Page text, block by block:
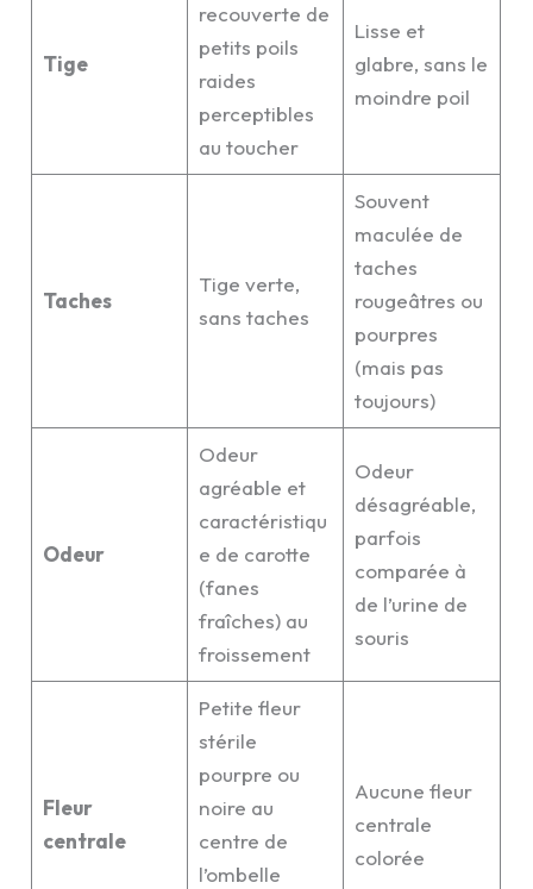
Tige
recouverte de
petits poils
raides
perceptibles
au toucher
Lisse et
glabre, sans le
moindre poil
Taches
Tige verte,
sans taches
Souvent
maculée de
taches
rougeâtres ou
pourpres
(mais pas
toujours)
Odeur
Odeur
agréable et
caractéristiqu
e de carotte
(fanes
fraîches) au
froissement
Odeur
désagréable,
parfois
comparée à
de l’urine de
souris
Fleur
centrale
Petite fleur
stérile
pourpre ou
noire au
centre de
l’ombelle
Aucune fleur
centrale
colorée